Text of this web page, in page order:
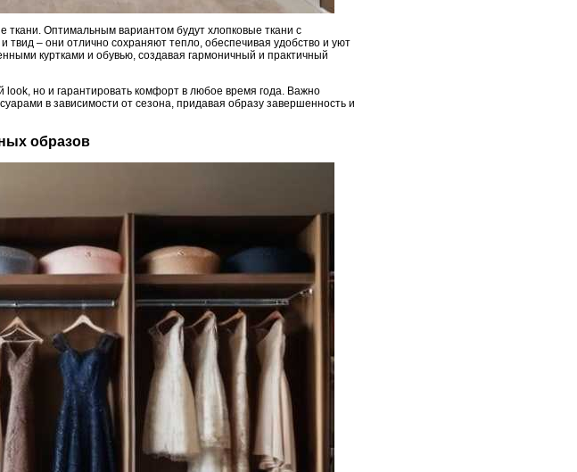
ткани. Оптимальным вариантом будут хлопковые ткани с
– они отлично сохраняют тепло, обеспечивая удобство и уют
куртками и обувью, создавая гармоничный и практичный
look, но и гарантировать комфорт в любое время года. Важно
в зависимости от сезона, придавая образу завершенность и
образов